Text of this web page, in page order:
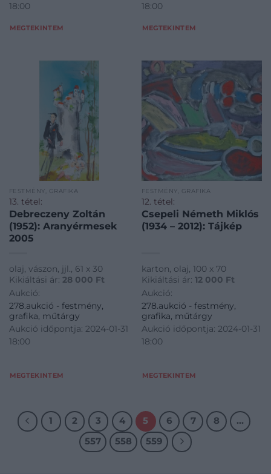
18:00
MEGTEKINTEM
18:00
MEGTEKINTEM
FESTMÉNY, GRAFIKA
13. tétel:
Debreczeny Zoltán
(1952): Aranyérmesek
2005
olaj, vászon, jjl., 61 x 30
Kikiáltási ár: 28 000 Ft
Aukció:
278.aukció - festmény,
grafika, műtárgy
Aukció időpontja: 2024-01-31
18:00
MEGTEKINTEM
FESTMÉNY, GRAFIKA
12. tétel:
Csepeli Németh Miklós
(1934 – 2012): Tájkép
karton, olaj, 100 x 70
Kikiáltási ár: 12 000 Ft
Aukció:
278.aukció - festmény,
grafika, műtárgy
Aukció időpontja: 2024-01-31
18:00
MEGTEKINTEM
1 2 3 4 5 6 7 8
…
557
558 559